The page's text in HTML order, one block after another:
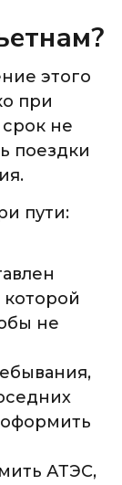
этого
при
не
поездки
пути:
не
АТЭС,